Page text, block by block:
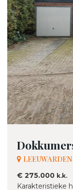
LEEUWARDEN
€ 275.000 k.k.
Karakteristieke